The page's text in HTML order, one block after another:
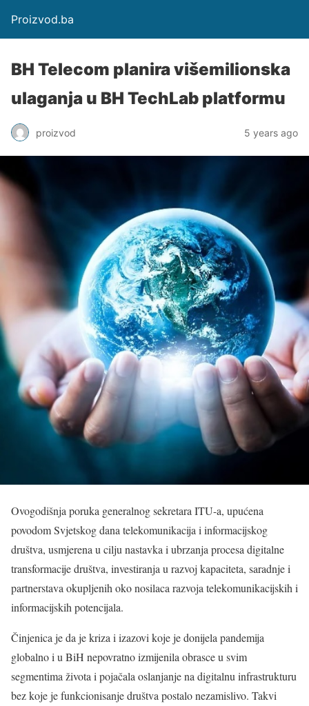
Proizvod.ba
BH Telecom planira višemilionska
ulaganja u BH TechLab platformu
proizvod 5 years ago
Ovogodišnja poruka generalnog sekretara ITU-a, upućena
povodom Svjetskog dana telekomunikacija i informacijskog
društva, usmjerena u cilju nastavka i ubrzanja procesa digitalne
transformacije društva, investiranja u razvoj kapaciteta, saradnje i
partnerstava okupljenih oko nosilaca razvoja telekomunikacijskih i
informacijskih potencijala.
Činjenica je da je kriza i izazovi koje je donijela pandemija
globalno i u BiH nepovratno izmijenila obrasce u svim
segmentima života i pojačala oslanjanje na digitalnu infrastrukturu
bez koje je funkcionisanje društva postalo nezamislivo. Takvi